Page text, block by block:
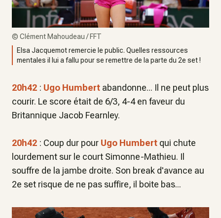
© Clément Mahoudeau / FFT
Elsa Jacquemot remercie le public. Quelles ressources
mentales il lui a fallu pour se remettre de la parte du 2e set !
20h42 : Ugo Humbert abandonne... Il ne peut plus
courir. Le score était de 6/3, 4-4 en faveur du
Britannique Jacob Fearnley.
20h42 : Coup dur pour Ugo Humbert qui chute
lourdement sur le court Simonne-Mathieu. Il
souffre de la jambe droite. Son break d'avance au
2e set risque de ne pas suffire, il boite bas...